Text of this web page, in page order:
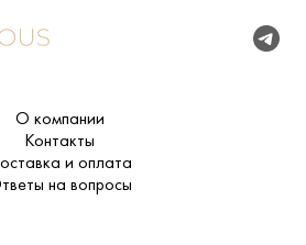
О компании
Контакты
и оплата
на вопросы